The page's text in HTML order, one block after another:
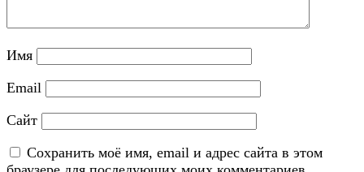
Имя
Email
Сайт
Сохранить моё имя, email и адрес сайта в этом